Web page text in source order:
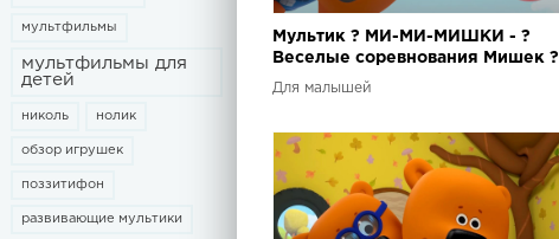
мультфильмы
мультфильмы для
детей
николь нолик
обзор игрушек
поззитифон
развивающие мультики
Мультик ? МИ-МИ-МИШКИ - ?
Веселые соревнования Мишек ?
Сборник серий
Для малышей